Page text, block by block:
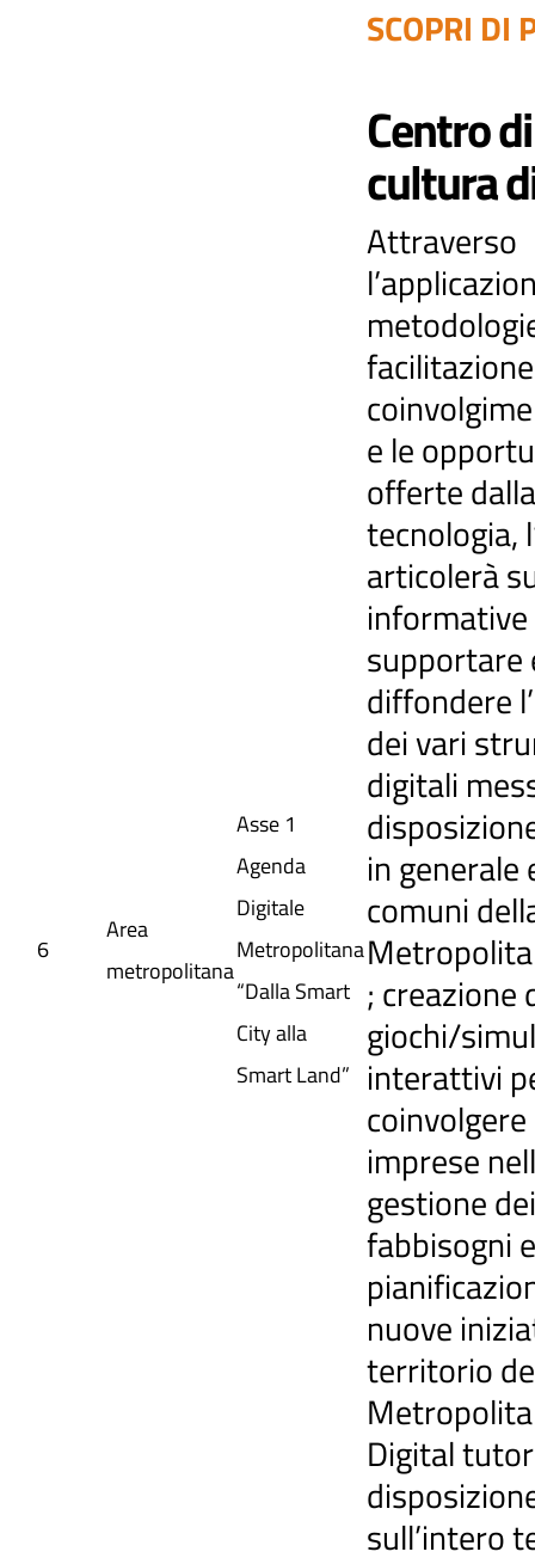
SCOPRI DI
6
Area
metropolitana
Asse 1
Agenda
Digitale
Metropolitana
“Dalla Smart
City alla
Smart Land”
Centro di
cultura
​Attraverso
e le
offerte dalla
tecnologia,
articolerà
supportare
diffondere
dei vari
digitali
in generale
comuni
; creazione
giochi/
interattivi
imprese
gestione dei
fabbisogni
nuove
territorio
Digital
sull’intero